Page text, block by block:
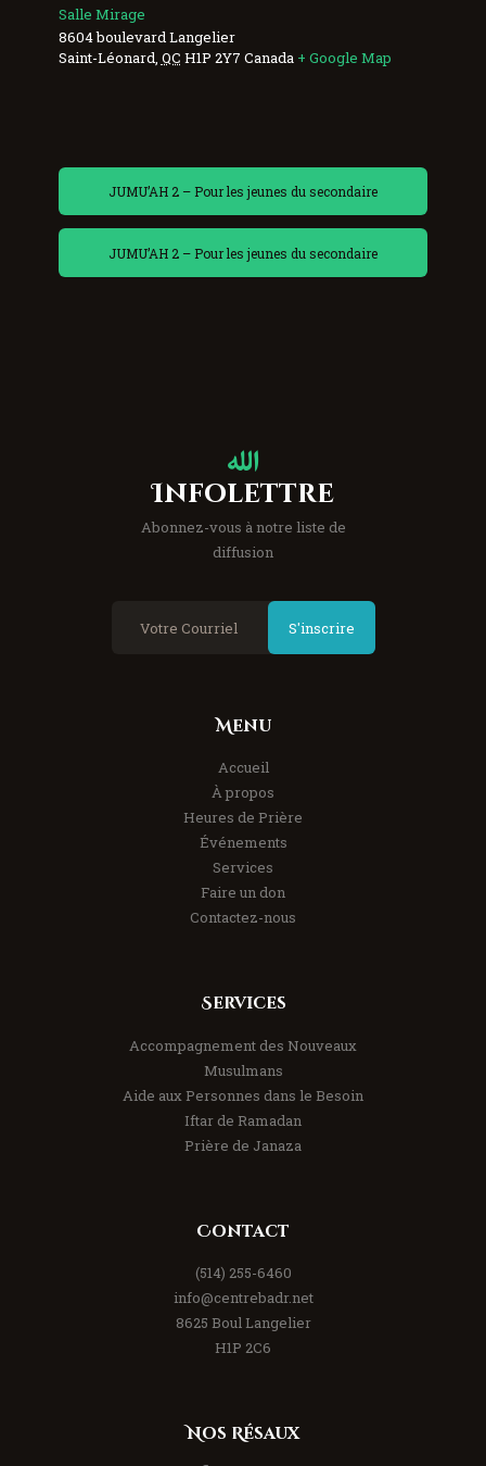
Salle Mirage
8604 boulevard Langelier
Saint-Léonard QC H1P 2Y7 Canada + Google Map
JUMU’AH 2 – Pour les jeunes du secondaire
JUMU’AH 2 – Pour les jeunes du secondaire
Infolettre
Abonnez-vous à notre liste de
diffusion
S'inscrire
Menu
Accueil
À propos
Heures de Prière
Événements
Services
Faire un don
Contactez-nous
Services
Accompagnement des Nouveaux
Musulmans
Aide aux Personnes dans le Besoin
Iftar de Ramadan
Prière de Janaza
Contact
(514) 255-6460
info@centrebadr.net
8625 Boul Langelier
H1P 2C6
Nos Résaux